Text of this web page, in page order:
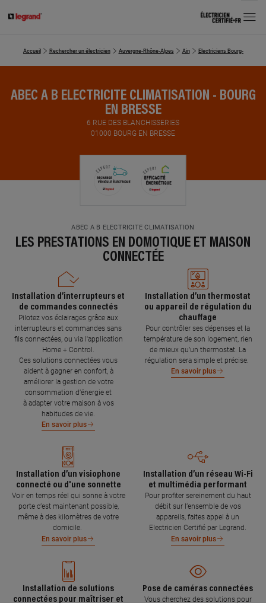
MENU
Accueil Rechercher un électricien Auvergne-Rhône-Alpes Ain Electriciens Bourg-en-
ABEC A B ELECTRICITE CLIMATISATION - BOURG
EN BRESSE
6 RUE DES BLANCHISSERIES
01000 BOURG EN BRESSE
ABEC A B ELECTRICITE CLIMATISATION
LES PRESTATIONS EN DOMOTIQUE ET MAISON
CONNECTÉE
Installation d’interrupteurs et
de commandes connectés
Pilotez vos éclairages grâce aux
interrupteurs et commandes sans
fils connectées, ou via l'application
Home + Control.
Ces solutions connectées vous
aident à gagner en confort, à
améliorer la gestion de votre
consommation d’énergie et
à adapter votre maison à vos
habitudes de vie.
En savoir plus
Installation d’un thermostat
ou appareil de régulation du
chauffage
Pour contrôler ses dépenses et la
température de son logement, rien
de mieux qu’un thermostat. La
régulation sera simple et précise.
En savoir plus
Installation d’un visiophone
connecté ou d'une sonnette
Voir en temps réel qui sonne à votre
porte c’est maintenant possible,
même à des kilomètres de votre
domicile.
En savoir plus
Installation d’un réseau Wi-Fi
et multimédia performant
Pour profiter sereinement du haut
débit sur l’ensemble de vos
appareils, faites appel à un
Electricien Certifié par Legrand.
En savoir plus
Installation de solutions
connectées pour maîtriser et
Pose de caméras connectées
Vous cherchez des solutions pour